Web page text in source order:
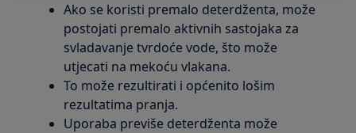
Ako se koristi premalo deterdženta, može
postojati premalo aktivnih sastojaka za
svladavanje tvrdoće vode, što može
utjecati na mekoću vlakana.
To može rezultirati i općenito lošim
rezultatima pranja.
Uporaba previše deterdženta može